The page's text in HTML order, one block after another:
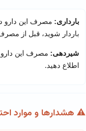
بارداری: مصرف این دارو
باردار شوید، قبل از
شیردهی: مصرف این دارو
اطلاع دهید.
⚠️ هشدارها و موارد